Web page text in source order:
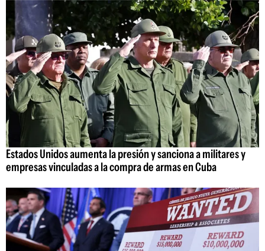
Estados Unidos aumenta la presión y sanciona a militares y
empresas vinculadas a la compra de armas en Cuba